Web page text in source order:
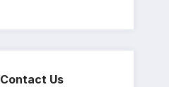
Contact Us